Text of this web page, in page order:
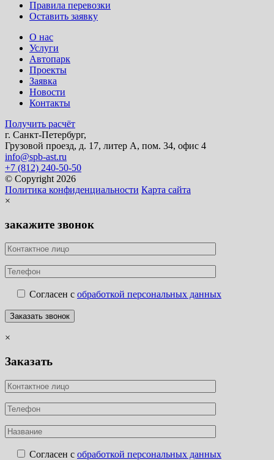
Правила перевозки
Оставить заявку
О нас
Услуги
Автопарк
Проекты
Заявка
Новости
Контакты
Получить расчёт
г. Санкт-Петербург,
Грузовой проезд, д. 17, литер А, пом. 34, офис 4
info@spb-ast.ru
+7 (812) 240-50-50
© Copyright 2026
Политика конфиденциальности Карта сайта
×
закажите звонок
Согласен с обработкой персональных данных
×
Заказать
Согласен с обработкой персональных данных